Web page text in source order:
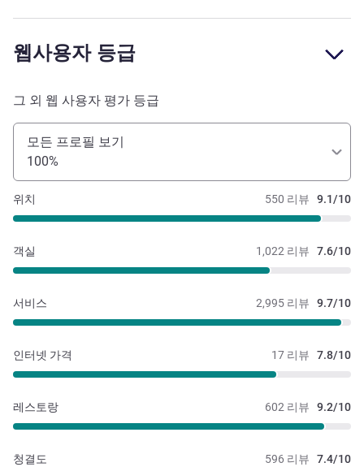
웹사용자 등급
그 외 웹 사용자 평가 등급
모든 프로필 보기
100%
550 리뷰 9.1/10
위치
1,022 리뷰 7.6/10
객실
2,995 리뷰 9.7/10
서비스
17 리뷰 7.8/10
인터넷 가격
602 리뷰 9.2/10
레스토랑
596 리뷰 7.4/10
청결도